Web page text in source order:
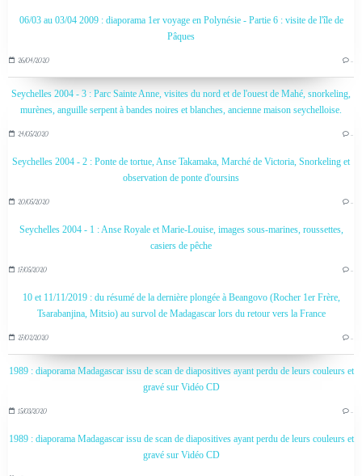
06/03 au 03/04 2009 : diaporama 1er voyage en Polynésie - Partie 6 : visite de l'île de
Pâques
26/04/2020 …
Seychelles 2004 - 3 : Parc Sainte Anne, visites du nord et de l'ouest de Mahé, snorkeling,
murènes, anguille serpent à bandes noires et blanches, ancienne maison seychelloise.
24/05/2020 …
Seychelles 2004 - 2 : Ponte de tortue, Anse Takamaka, Marché de Victoria, Snorkeling et
observation de ponte d'oursins
20/05/2020 …
Seychelles 2004 - 1 : Anse Royale et Marie-Louise, images sous-marines, roussettes,
casiers de pêche
17/05/2020 …
10 et 11/11/2019 : du résumé de la dernière plongée à Beangovo (Rocher 1er Frère,
Tsarabanjina, Mitsio) au survol de Madagascar lors du retour vers la France
27/02/2020 …
1989 : diaporama Madagascar issu de scan de diapositives ayant perdu de leurs couleurs et
gravé sur Vidéo CD
15/03/2020 …
1989 : diaporama Madagascar issu de scan de diapositives ayant perdu de leurs couleurs et
gravé sur Vidéo CD